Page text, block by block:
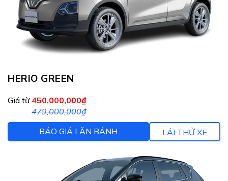
HERIO GREEN
Giá từ 450,000,000₫
479,000,000₫
BÁO GIÁ LĂN BÁNH
LÁI THỬ XE